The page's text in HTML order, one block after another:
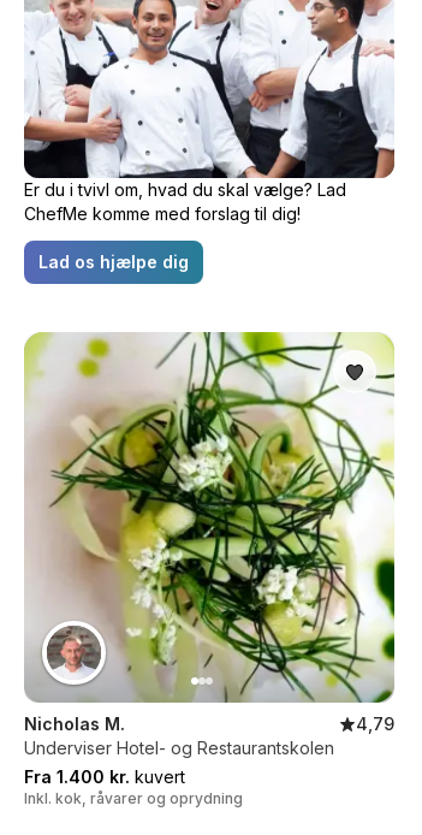
Er du i tvivl om, hvad du skal vælge? Lad
ChefMe komme med forslag til dig!
Lad os hjælpe dig
Nicholas M.
4,79
Underviser Hotel- og Restaurantskolen
Fra 1.400 kr. kuvert
Inkl. kok, råvarer og oprydning